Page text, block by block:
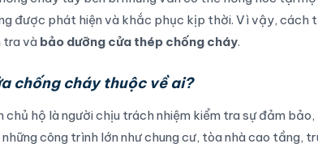
được phát hiện và khắc phục kịp thời. Vì vậy,
tra và bảo dưỡng cửa thép chống cháy.
chống cháy thuộc về ai?
chủ hộ là người chịu trách nhiệm kiểm tra sự đảm
công trình lớn như chung cư, tòa nhà cao tầng,